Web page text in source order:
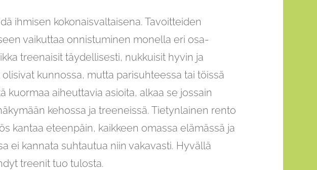
ihmisen kokonaisvaltaisena. Tavoitteiden
vaikuttaa onnistuminen monella eri osa-
treenaisit täydellisesti, nukkuisit hyvin ja
kunnossa, mutta parisuhteessa tai töissä
kuormaa aiheuttavia asioita, alkaa se jossain
kehossa ja treeneissä. Tietynlainen rento
kantaa eteenpäin, kaikkeen omassa elämässä ja
ei kannata suhtautua niin vakavasti. Hyvällä
treenit tuo tulosta.